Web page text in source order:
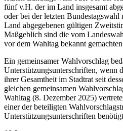
fünf v.H. der im Land insgesamt
oder bei der letzten
Land abgegebenen gültigen
Maßgeblich sind die vom
vor dem Wahltag bekannt
Ein gemeinsamer Wahlvorschlag
Unterstützungsunterschriften, wenn
ihrer Gesamtheit im Stadtrat seit
gleichen gemeinsamen
Wahltag (8. Dezember 2025)
einer der beteiligten
Unterstützungsunterschriften